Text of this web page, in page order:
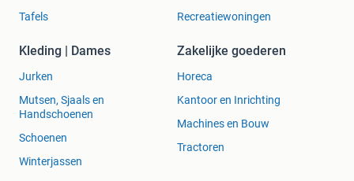
Tafels
Recreatiewoningen
Kleding | Dames
Jurken
Mutsen, Sjaals en
Handschoenen
Schoenen
Winterjassen
Zakelijke goederen
Horeca
Kantoor en Inrichting
Machines en Bouw
Tractoren